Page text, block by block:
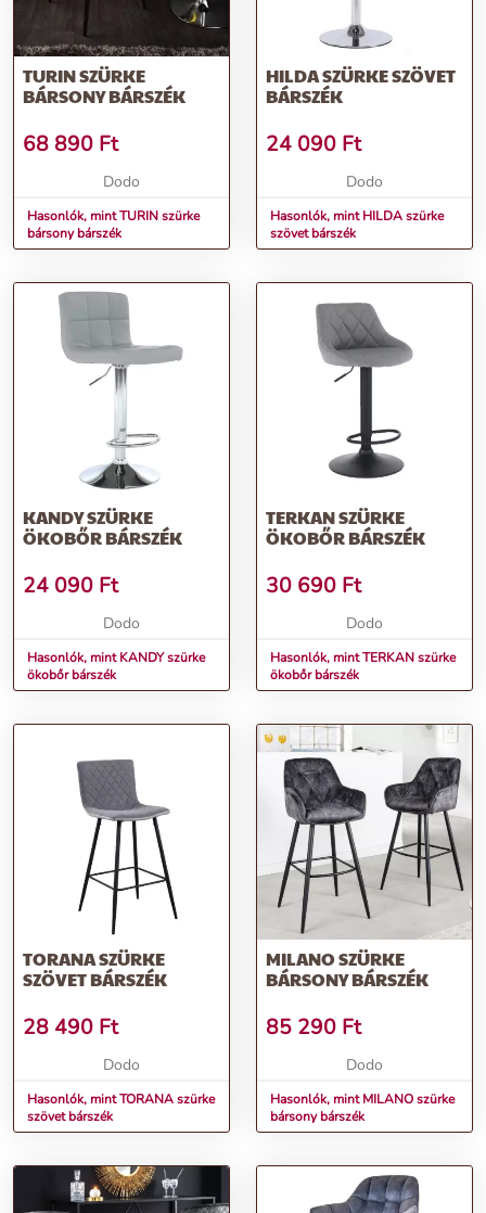
TURIN SZÜRKE
BÁRSONY BÁRSZÉK
68 890 Ft
Dodo
Hasonlók, mint TURIN szürke
bársony bárszék
HILDA SZÜRKE SZÖVET
BÁRSZÉK
24 090 Ft
Dodo
Hasonlók, mint HILDA szürke
szövet bárszék
KANDY SZÜRKE
ÖKOBŐR BÁRSZÉK
24 090 Ft
Dodo
Hasonlók, mint KANDY szürke
ökobőr bárszék
TERKAN SZÜRKE
ÖKOBŐR BÁRSZÉK
30 690 Ft
Dodo
Hasonlók, mint TERKAN szürke
ökobőr bárszék
TORANA SZÜRKE
SZÖVET BÁRSZÉK
28 490 Ft
Dodo
Hasonlók, mint TORANA szürke
szövet bárszék
MILANO SZÜRKE
BÁRSONY BÁRSZÉK
85 290 Ft
Dodo
Hasonlók, mint MILANO szürke
bársony bárszék